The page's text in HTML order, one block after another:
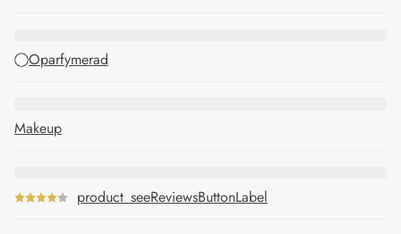
Oparfymerad
Makeup
product_seeReviewsButtonLabel